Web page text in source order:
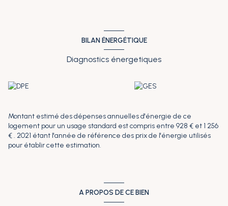
928? et 1256? par an. Prix moyens des énergies indexés sur
l'année 2021 (abonnements compris)
BILAN ÉNERGÉTIQUE
Diagnostics énergetiques
Montant estimé des dépenses annuelles d'énergie de ce
logement pour un usage standard est compris entre 928 € et 1 256
€ . 2021 étant l'année de référence des prix de l'énergie utilisés
pour établir cette estimation.
A PROPOS DE CE BIEN